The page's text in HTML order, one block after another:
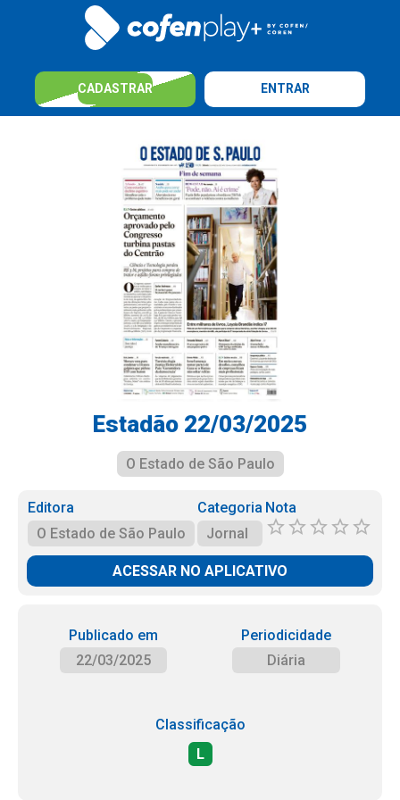
CADASTRAR ENTRAR
Estadão 22/03/2025
O Estado de São Paulo
Editora
O Estado de São Paulo
Categoria
Jornal
Nota
ACESSAR NO APLICATIVO
Publicado em
22/03/2025
Periodicidade
Diária
Classificação
L